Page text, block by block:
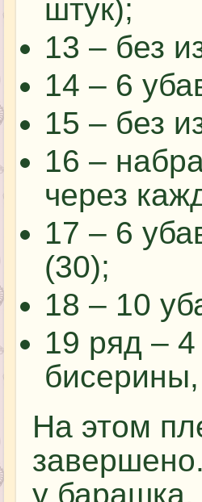
штук);
13 – без
14 – 6
15 – без
16 –
через
17 – 6
(30);
18 – 10
19 ряд –
На этом
у барашка.